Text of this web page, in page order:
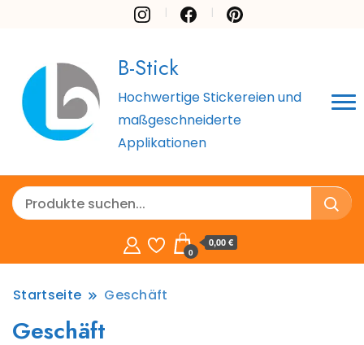
B-Stick
Hochwertige Stickereien und
maßgeschneiderte
Applikationen
0
0,00 €
Startseite Geschäft
Geschäft